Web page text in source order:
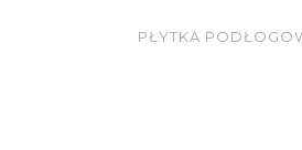
PŁYTKA